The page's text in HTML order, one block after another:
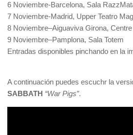
6 Noviembre-Barcelona, Sala
7 Noviembre-Madrid, Upper Teatro
8 Noviembre–Aiguaviva Girona,
9 Noviembre–Pamplona, Sala Totem
Entradas disponibles pinchando en la
A continuación puedes escuchr la
SABBATH “War Pigs”.